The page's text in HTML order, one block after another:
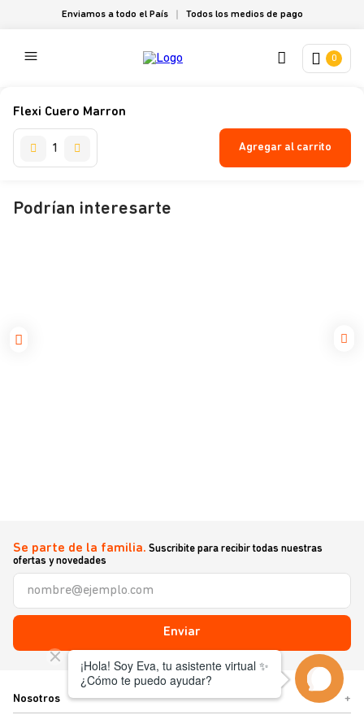
Enviamos a todo el País Todos los medios de pago
0
Flexi Cuero Marron
Agregar al carrito
Podrían interesarte
Se parte de la familia. Suscribite para recibir todas nuestras
ofertas y novedades
Enviar
Nosotros +